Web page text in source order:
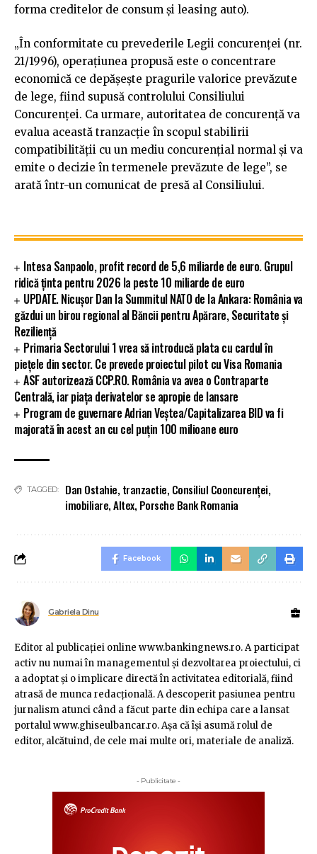
forma creditelor de consum și leasing auto).
„În conformitate cu prevederile Legii concurenţei (nr.
21/1996), operaţiunea propusă este o concentrare
economică ce depăşeşte pragurile valorice prevăzute
de lege, fiind supusă controlului Consiliului
Concurenţei. Ca urmare, autoritatea de concurenţă va
evalua această tranzacţie în scopul stabilirii
compatibilităţii cu un mediu concurenţial normal şi va
emite o decizie în termenele prevăzute de lege”, se
arată într-un comunicat de presă al Consiliului.
Intesa Sanpaolo, profit record de 5,6 miliarde de euro. Grupul
ridică ținta pentru 2026 la peste 10 miliarde de euro
UPDATE. Nicușor Dan la Summitul NATO de la Ankara: România va
găzdui un birou regional al Băncii pentru Apărare, Securitate și
Reziliență
Primaria Sectorului 1 vrea să introducă plata cu cardul în
piețele din sector. Ce prevede proiectul pilot cu Visa Romania
ASF autorizează CCP.RO. România va avea o Contraparte
Centrală, iar piața derivatelor se apropie de lansare
Program de guvernare Adrian Veștea/Capitalizarea BID va fi
majorată în acest an cu cel puțin 100 milioane euro
TAGGED: Dan Ostahie, tranzactie, Consiliul Cooncurenței,
imobiliare,Altex, Porsche Bank Romania
Facebook
Gabriela Dinu
Editor al publicaţiei online www.bankingnews.ro. A participat
activ nu numai în managementul şi dezvoltarea proiectului, ci
a adoptat şi o implicare directă în activitatea editorială, fiind
atrasă de munca redacţională. A descoperit pasiunea pentru
jurnalism atunci când a făcut parte din echipa care a lansat
portalul www.ghiseulbancar.ro. Așa că îşi asumă rolul de
editor, alcătuind, de cele mai multe ori, materiale de analiză.
- Publicitate -